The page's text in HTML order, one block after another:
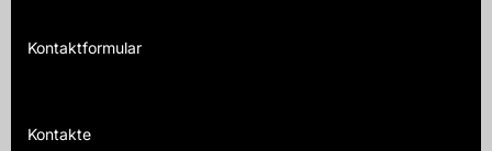
Kontaktformular
Kontakte